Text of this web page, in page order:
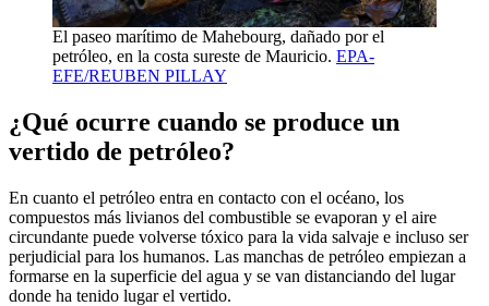
El paseo marítimo de Mahebourg, dañado por el
petróleo, en la costa sureste de Mauricio. EPA-
EFE/REUBEN PILLAY
¿Qué ocurre cuando se produce un
vertido de petróleo?
En cuanto el petróleo entra en contacto con el océano, los
compuestos más livianos del combustible se evaporan y el aire
circundante puede volverse tóxico para la vida salvaje e incluso ser
perjudicial para los humanos. Las manchas de petróleo empiezan a
formarse en la superficie del agua y se van distanciando del lugar
donde ha tenido lugar el vertido.